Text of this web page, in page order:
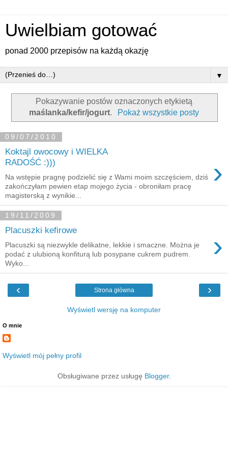
Uwielbiam gotować
ponad 2000 przepisów na każdą okazję
▼
Pokazywanie postów oznaczonych etykietą
maślanka/kefir/jogurt. Pokaż wszystkie posty
09/07/2010
Koktajl owocowy i WIELKA
RADOŚĆ :)))
›
Na wstępie pragnę podzielić się z Wami moim szczęściem, dziś
zakończyłam pewien etap mojego życia - obroniłam pracę
magisterską z wynikie...
19/11/2009
Placuszki kefirowe ›
Placuszki są niezwykle delikatne, lekkie i smaczne. Można je
podać z ulubioną konfiturą lub posypane cukrem pudrem.
Wyko...
‹ ›
Strona główna
Wyświetl wersję na komputer
O mnie
Wyświetl mój pełny profil
Obsługiwane przez usługę Blogger.